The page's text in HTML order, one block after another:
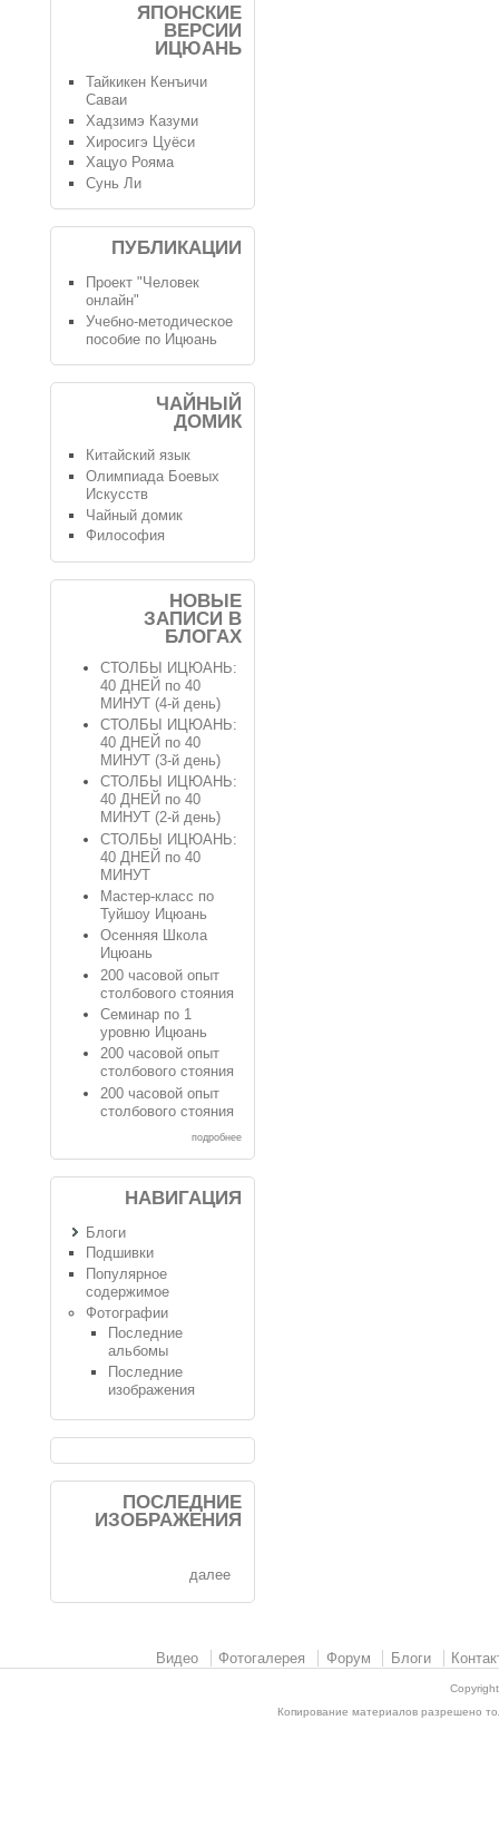
ЯПОНСКИЕ
ВЕРСИИ
ИЦЮАНЬ
Тайкикен Кенъичи
Саваи
Хадзимэ Казуми
Хиросигэ Цуёси
Хацуо Рояма
Сунь Ли
ПУБЛИКАЦИИ
Проект "Человек
онлайн"
Учебно-методическое
пособие по Ицюань
ЧАЙНЫЙ
ДОМИК
Китайский язык
Олимпиада Боевых
Искусств
Чайный домик
Философия
НОВЫЕ
ЗАПИСИ В
БЛОГАХ
СТОЛБЫ ИЦЮАНЬ:
40 ДНЕЙ по 40
МИНУТ (4-й день)
СТОЛБЫ ИЦЮАНЬ:
40 ДНЕЙ по 40
МИНУТ (3-й день)
СТОЛБЫ ИЦЮАНЬ:
40 ДНЕЙ по 40
МИНУТ (2-й день)
СТОЛБЫ ИЦЮАНЬ:
40 ДНЕЙ по 40
МИНУТ
Мастер-класс по
Туйшоу Ицюань
Осенняя Школа
Ицюань
200 часовой опыт
столбового стояния
Семинар по 1
уровню Ицюань
200 часовой опыт
столбового стояния
200 часовой опыт
столбового стояния
подробнее
НАВИГАЦИЯ
Блоги
Подшивки
Популярное
содержимое
Фотографии
Последние
альбомы
Последние
изображения
ПОСЛЕДНИЕ
ИЗОБРАЖЕНИЯ
далее
Видео Фотогалерея Форум Блоги
Копирование материалов разрешено